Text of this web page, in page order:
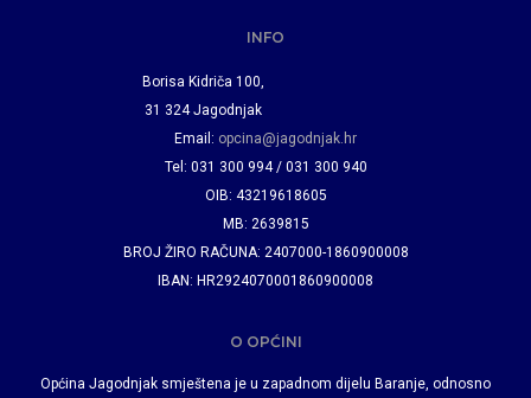
INFO
Borisa Kidriča 100,
31 324 Jagodnjak
Email: opcina@jagodnjak.hr
Tel: 031 300 994 / 031 300 940
OIB: 43219618605
MB: 2639815
BROJ ŽIRO RAČUNA: 2407000-1860900008
IBAN: HR2924070001860900008
O OPĆINI
Općina Jagodnjak smještena je u zapadnom dijelu Baranje, odnosno